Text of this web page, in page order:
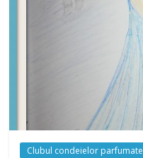
Clubul condeielor parfumate